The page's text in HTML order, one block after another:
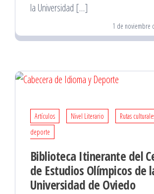
la Universidad […]
1 de noviembre
Artículos Nivel Literario
Rutas
deporte
Biblioteca Itinerante del
de Estudios Olímpicos de
Universidad de Oviedo